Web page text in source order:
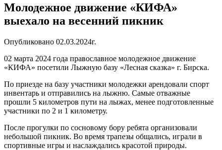
Молодежное движение «КИФА»
выехало на весенний пикник
Опубликовано 02.03.2024г.
02 марта 2024 года православное молодежное движение
«КИФА» посетили Лыжную базу «Лесная сказка» г. Бирска.
По приезде на базу участники молодежки арендовали спорт
инвентарь и отправились на лыжню. Самые отважные
прошли 5 километров пути на лыжах, менее подготовленные
участники по 2 и 1 километру.
После прогулки по сосновому бору ребята организовали
небольшой пикник. Во время трапезы общались, играли в
спортивные игры и наслаждались красотой природы.